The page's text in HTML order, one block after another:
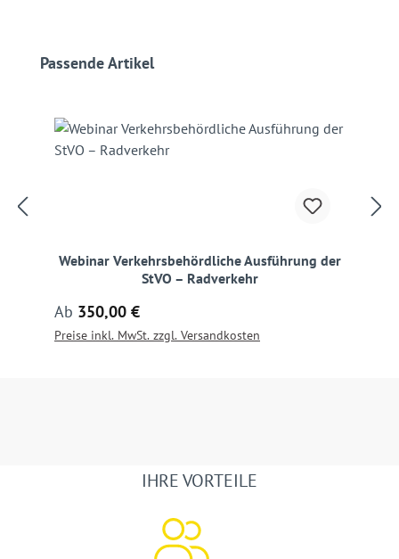
Produktgalerie überspringen
Passende Artikel
Webinar Verkehrsbehördliche Ausführung der
StVO – Radverkehr
Regulärer Preis:
Ab 350,00 €
Preise inkl. MwSt. zzgl. Versandkosten
IHRE VORTEILE